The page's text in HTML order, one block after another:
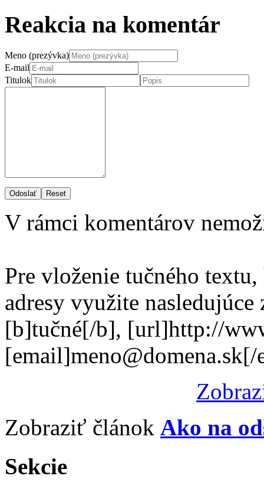
Reakcia na komentár
Meno (prezývka)
E-mail
Titulok
Odoslať Reset
V rámci komentárov
Pre vloženie tučného
adresy využite nasledujúce
[b]tučné[/b], [url]http://
Zobraziť článok Ako na
Sekcie